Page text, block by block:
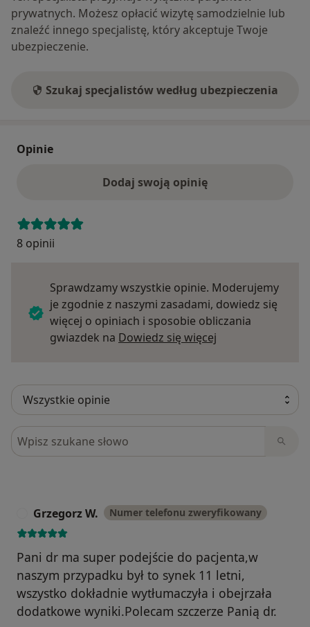
prywatnych. Możesz opłacić wizytę samodzielnie lub
znaleźć innego specjalistę, który akceptuje Twoje
ubezpieczenie.
Szukaj specjalistów według ubezpieczenia
Opinie
Dodaj swoją opinię
8 opinii
Sprawdzamy wszystkie opinie. Moderujemy
je zgodnie z naszymi zasadami, dowiedz się
więcej o opiniach i sposobie obliczania
gwiazdek na Dowiedz się więcej
Szukaj w opiniach
Grzegorz W. Numer telefonu zweryfikowany
Pani dr ma super podejście do pacjenta,w
naszym przypadku był to synek 11 letni,
wszystko dokładnie wytłumaczyła i obejrzała
dodatkowe wyniki.Polecam szczerze Panią dr.